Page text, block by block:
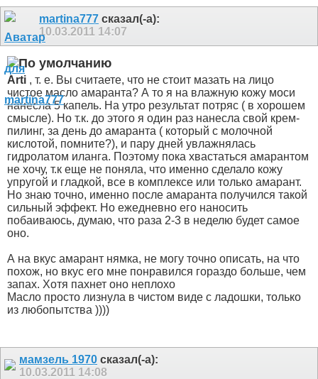
martina777 сказал(-а):
10.03.2011 14:07
Arti , т. е. Вы считаете, что не стоит мазать на лицо
чистое масло амаранта? А то я на влажную кожу моси
нанесла 5 капель. На утро результат потряс ( в хорошем
смысле). Но т.к. до этого я один раз нанесла свой крем-
пилинг, за день до амаранта ( который с молочной
кислотой, помните?), и пару дней увлажнялась
гидролатом иланга. Поэтому пока хвастаться амарантом
не хочу, т.к еще не поняла, что именно сделало кожу
упругой и гладкой, все в комплексе или только амарант.
Но знаю точно, именно после амаранта получился такой
сильный эффект. Но ежедневно его наносить
побаиваюсь, думаю, что раза 2-3 в неделю будет самое
оно.
А на вкус амарант нямка, не могу точно описать, на что
похож, но вкус его мне понравился гораздо больше, чем
запах. Хотя пахнет оно неплохо
Масло просто лизнула в чистом виде с ладошки, только
из любопытства ))))
мамзель 1970 сказал(-а):
10.03.2011 14:08